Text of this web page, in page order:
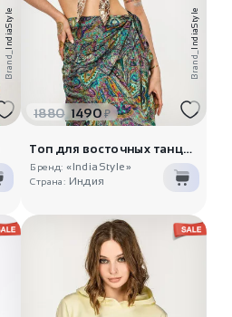
Brand_
IndiaStyle
Brand_
IndiaStyle
1880 1490 ₽
Топ для восточных танцев Самшит
Бренд: «IndiaStyle»
Страна: Индия